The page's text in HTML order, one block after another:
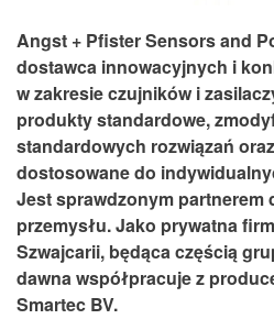
Angst + Pfister Sensors and
dostawca innowacyjnych i
w zakresie czujników i
produkty standardowe,
standardowych rozwiązań
dostosowane do
Jest sprawdzonym partnerem
przemysłu. Jako prywatna
Szwajcarii, będąca częścią
dawna współpracuje z
Smartec BV.